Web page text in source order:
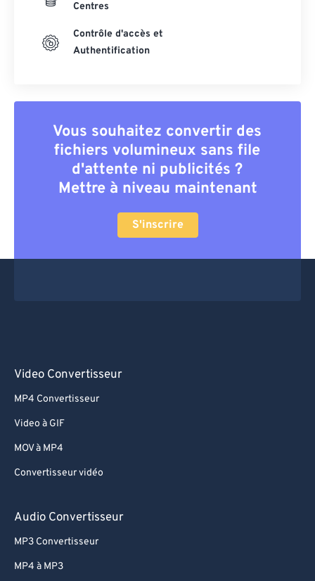
Centres
Contrôle d'accès et
Authentification
Vous souhaitez convertir des
fichiers volumineux sans file
d'attente ni publicités ?
Mettre à niveau maintenant
S'inscrire
Video Convertisseur
MP4 Convertisseur
Video à GIF
MOV à MP4
Convertisseur vidéo
Audio Convertisseur
MP3 Convertisseur
MP4 à MP3